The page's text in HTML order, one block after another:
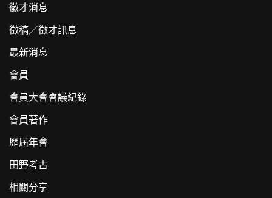
徵才消息
徵稿／徵才訊息
最新消息
會員
會員大會會議紀錄
會員著作
歷屆年會
田野考古
相關分享